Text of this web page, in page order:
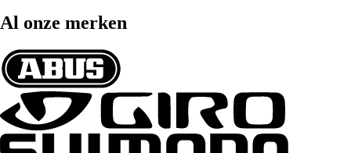
Al onze merken